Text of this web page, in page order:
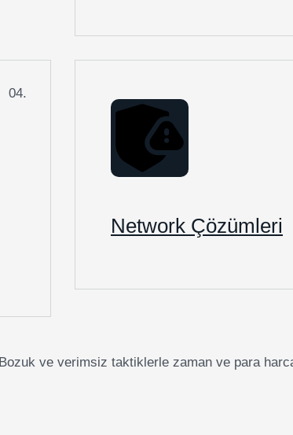
04.
Network Çözümleri
Bozuk ve verimsiz taktiklerle zaman ve para